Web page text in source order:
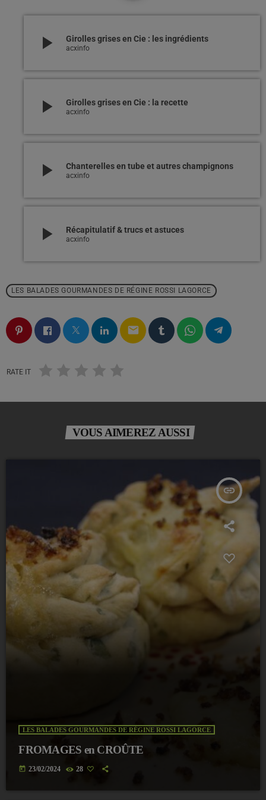
play_arrow Girolles grises en Cie : les ingrédients
acxinfo
play_arrow Girolles grises en Cie : la recette
acxinfo
play_arrow Chanterelles en tube et autres champignons
acxinfo
play_arrow Récapitulatif & trucs et astuces
acxinfo
LES BALADES GOURMANDES DE RÉGINE ROSSI LAGORCE
email
RATE IT
VOUS AIMEREZ AUSSI
insert_link
LES BALADES GOURMANDES DE RÉGINE ROSSI LAGORCE
FROMAGES en CROÛTE
today 23/02/2024 28